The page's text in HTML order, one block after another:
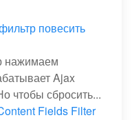
повесить
нажимаем
Ajax
чтобы сбросить...
Fields Filter